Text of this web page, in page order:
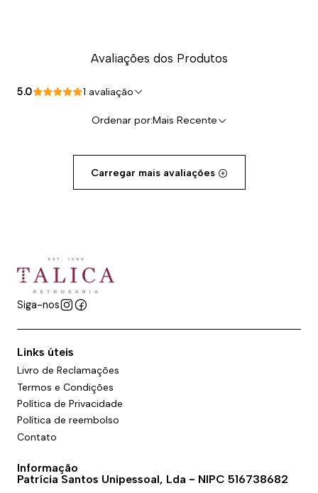
Avaliações dos Produtos
5.0 1 avaliação
Ordenar por:Mais Recente
Carregar mais avaliações
Siga-nos
Links úteis
Livro de Reclamações
Termos e Condições
Política de Privacidade
Política de reembolso
Contato
Informação
Patrícia Santos Unipessoal, Lda - NIPC 516738682